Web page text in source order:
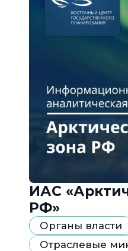
ИАС
РФ»
Органы власти
Отраслевые